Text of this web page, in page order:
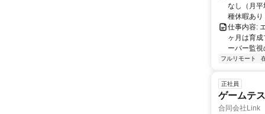
なし（月
種休暇あり
仕事内容:
ヶ月は育
ーバー監
フルリモート
正社員
ゲームテ
合同会社Link